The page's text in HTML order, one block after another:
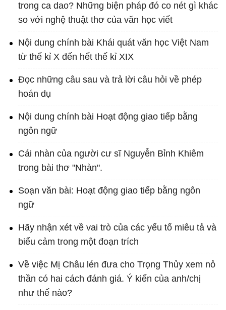
trong ca dao? Những biện pháp đó co nét gì khác
so với nghệ thuật thơ của văn học viết
Nội dung chính bài Khái quát văn học Việt Nam
từ thế kỉ X đến hết thế kỉ XIX
Đọc những câu sau và trả lời câu hỏi về phép
hoán dụ
Nội dung chính bài Hoạt động giao tiếp bằng
ngôn ngữ
Cái nhàn của người cư sĩ Nguyễn Bỉnh Khiêm
trong bài thơ "Nhàn".
Soạn văn bài: Hoạt động giao tiếp bằng ngôn
ngữ
Hãy nhận xét về vai trò của các yếu tố miêu tả và
biểu cảm trong một đoạn trích
Về việc Mị Châu lén đưa cho Trọng Thủy xem nỏ
thần có hai cách đánh giá. Ý kiến của anh/chị
như thế nào?